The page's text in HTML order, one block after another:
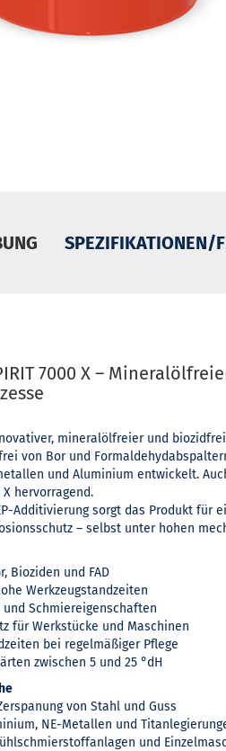
SPEZIFIKATIONEN/
7000 X –
mineralölfreier und
frei von Bor und
und Aluminium entwickelt.
X hervorragend.
Additivierung sorgt das Produkt für
– selbst unter hohen
Bioziden und FAD
Werkzeugstandzeiten
und Schmiereigenschaften
für Werkstücke und Maschinen
bei regelmäßiger Pflege
zwischen 5 und 25 °dH
von Stahl und Guss
NE-Metallen und
und